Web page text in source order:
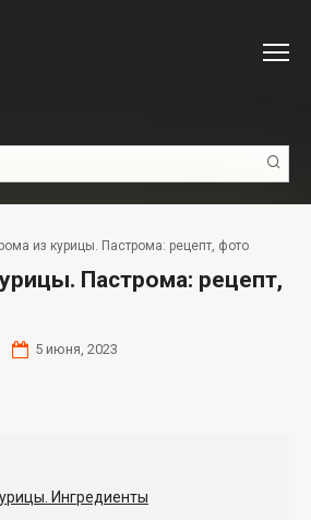
из курицы. Пастрома: рецепт, фото
5 июня, 2023
Ингредиенты